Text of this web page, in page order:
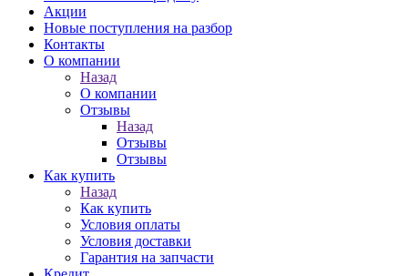
Акции
Новые поступления на разбор
Контакты
О компании
Назад
О компании
Отзывы
Назад
Отзывы
Отзывы
Как купить
Назад
Как купить
Условия оплаты
Условия доставки
Гарантия на запчасти